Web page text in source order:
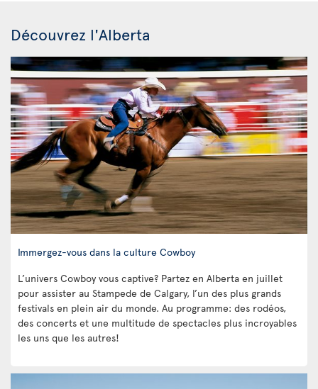
Découvrez l'Alberta
Immergez-vous dans la culture Cowboy
L’univers Cowboy vous captive? Partez en Alberta en juillet
pour assister au Stampede de Calgary, l’un des plus grands
festivals en plein air du monde. Au programme: des rodéos,
des concerts et une multitude de spectacles plus incroyables
les uns que les autres!